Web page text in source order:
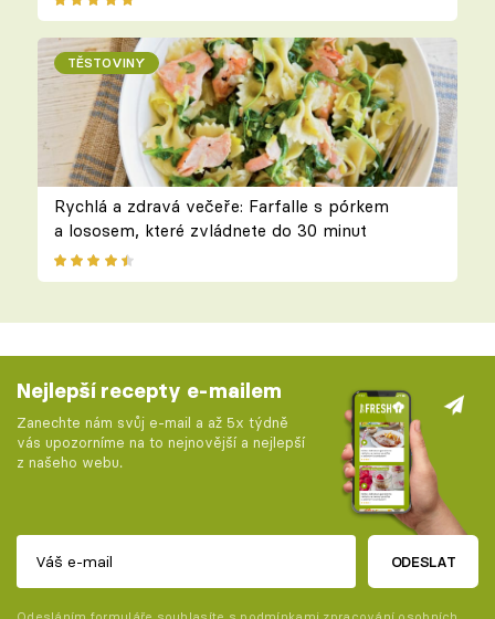
TĚSTOVINY
Rychlá a zdravá večeře: Farfalle s pórkem
a lososem, které zvládnete do 30 minut
Nejlepší recepty e-mailem
Zanechte nám svůj e-mail a až 5x týdně
vás upozorníme na to nejnovější a nejlepší
z našeho webu.
ODESLAT